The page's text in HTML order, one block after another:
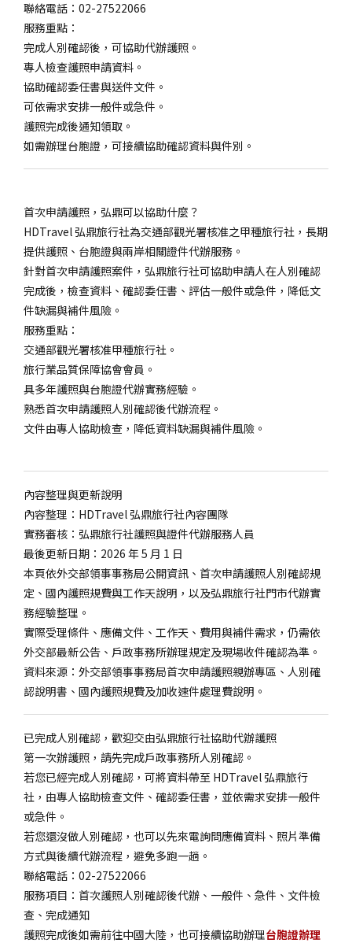
聯絡電話：02-27522066
服務重點：
完成人別確認後，可協助代辦護照。
專人檢查護照申請資料。
協助確認委任書與送件文件。
可依需求安排一般件或急件。
護照完成後通知領取。
如需辦理台胞證，可接續協助確認資料與件別。
首次申請護照，弘鼎可以協助什麼？
HDTravel 弘鼎旅行社為交通部觀光署核准之甲種旅行社，長期
提供護照、台胞證與兩岸相關證件代辦服務。
針對首次申請護照案件，弘鼎旅行社可協助申請人在人別確認
完成後，檢查資料、確認委任書、評估一般件或急件，降低文
件缺漏與補件風險。
服務重點：
交通部觀光署核准甲種旅行社。
旅行業品質保障協會會員。
具多年護照與台胞證代辦實務經驗。
熟悉首次申請護照人別確認後代辦流程。
文件由專人協助檢查，降低資料缺漏與補件風險。
內容整理與更新說明
內容整理：HDTravel 弘鼎旅行社內容團隊
實務審核：弘鼎旅行社護照與證件代辦服務人員
最後更新日期：2026 年 5 月 1 日
本頁依外交部領事事務局公開資訊、首次申請護照人別確認規
定、國內護照規費與工作天說明，以及弘鼎旅行社門市代辦實
務經驗整理。
實際受理條件、應備文件、工作天、費用與補件需求，仍需依
外交部最新公告、戶政事務所辦理規定及現場收件確認為準。
資料來源：外交部領事事務局首次申請護照親辦專區、人別確
認說明書、國內護照規費及加收速件處理費說明。
已完成人別確認，歡迎交由弘鼎旅行社協助代辦護照
第一次辦護照，請先完成戶政事務所人別確認。
若您已經完成人別確認，可將資料帶至 HDTravel 弘鼎旅行
社，由專人協助檢查文件、確認委任書，並依需求安排一般件
或急件。
若您還沒做人別確認，也可以先來電詢問應備資料、照片準備
方式與後續代辦流程，避免多跑一趟。
聯絡電話：02-27522066
服務項目：首次護照人別確認後代辦、一般件、急件、文件檢
查、完成通知
護照完成後如需前往中國大陸，也可接續協助辦理台胞證辦理